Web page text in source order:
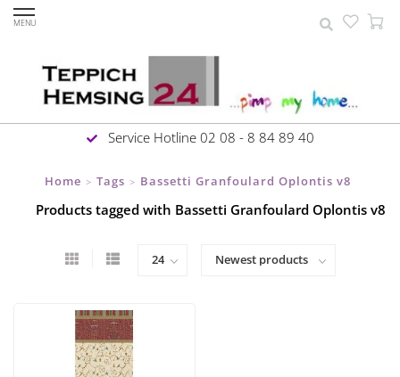
MENU
Service Hotline 02 08 - 8 84 89 40
Home > Tags > Bassetti Granfoulard Oplontis v8
Products tagged with Bassetti Granfoulard Oplontis v8